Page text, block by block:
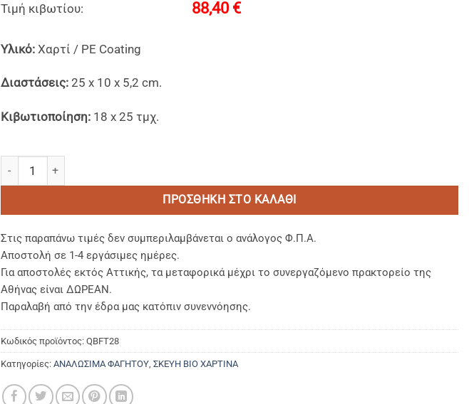
Τιμή κιβωτίου: 88,40 €
Yλικό: Χαρτί / PE Coating
Διαστάσεις: 25 x 10 x 5,2 cm.
Κιβωτιοποίηση: 18 x 25 τμχ.
ΠΡΟΣΘΉΚΗ ΣΤΟ ΚΑΛΆΘΙ
Στις παραπάνω τιμές δεν συμπεριλαμβάνεται ο ανάλογος Φ.Π.Α.
Αποστολή σε 1-4 εργάσιμες ημέρες.
Για αποστολές εκτός Αττικής, τα μεταφορικά μέχρι το συνεργαζόμενο πρακτορείο της
Αθήνας είναι ΔΩΡΕΑΝ.
Παραλαβή από την έδρα μας κατόπιν συνεννόησης.
Κωδικός προϊόντος: QBFT28
Κατηγορίες: ΑΝΑΛΩΣΙΜΑ ΦΑΓΗΤΟΥ ΣΚΕΥΗ ΒΙΟ ΧΑΡΤΙΝΑ